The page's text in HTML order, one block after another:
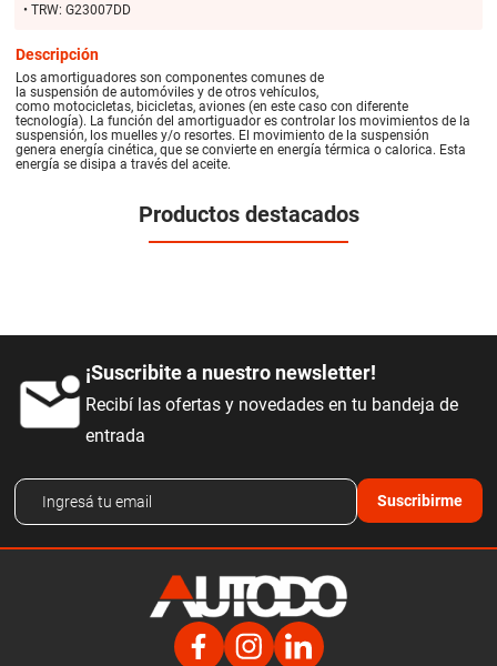
• TRW: G23007DD
Descripción
Los amortiguadores son componentes comunes de
la suspensión de automóviles y de otros vehículos,
como motocicletas, bicicletas, aviones (en este caso con diferente
tecnología). La función del amortiguador es controlar los movimientos de la
suspensión, los muelles y/o resortes. El movimiento de la suspensión
genera energía cinética, que se convierte en energía térmica o calorica. Esta
energía se disipa a través del aceite.
Productos destacados
¡Suscribite a nuestro newsletter!
Recibí las ofertas y novedades en tu bandeja de
entrada
Suscribirme